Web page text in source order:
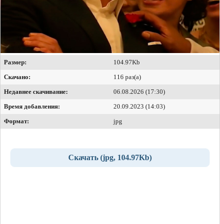
Размер:
104.97Kb
Скачано:
116 раз(а)
Недавнее скачивание:
06.08.2026 (17:30)
Время добавления:
20.09.2023 (14:03)
Формат:
jpg
Скачать (jpg, 104.97Kb)